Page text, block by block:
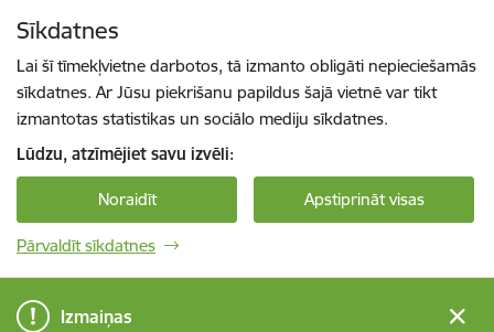
Sīkdatnes
Lai šī tīmekļvietne darbotos, tā izmanto obligāti nepieciešamās
sīkdatnes. Ar Jūsu piekrišanu papildus šajā vietnē var tikt
izmantotas statistikas un sociālo mediju sīkdatnes.
Lūdzu, atzīmējiet savu izvēli:
Noraidīt Apstiprināt visas
Pārvaldīt sīkdatnes
Izmaiņas